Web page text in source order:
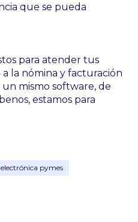
que se pueda
para atender tus
la nómina y facturación
mismo software, de
estamos para
pymes